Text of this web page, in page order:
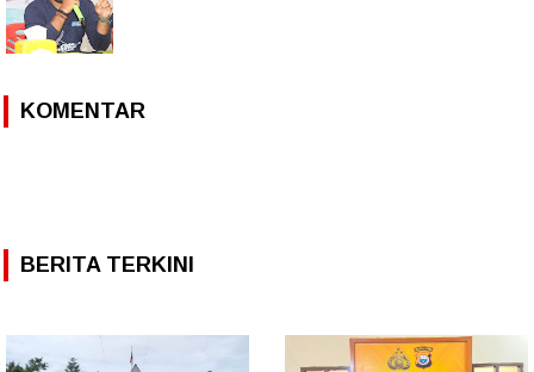
KOMENTAR
BERITA TERKINI